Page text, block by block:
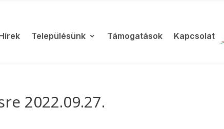
Településünk Támogatások Kapcsolat
2022.09.27.